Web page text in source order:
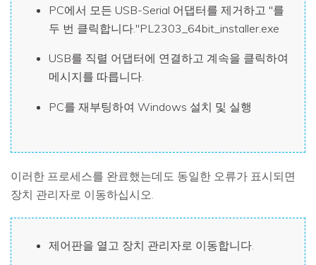
PC에서 모든 USB-Serial 어댑터를 제거하고 "를
두 번 클릭합니다."PL2303_64bit_installer.exe
USB를 직렬 어댑터에 연결하고 계속을 클릭하여
메시지를 따릅니다.
PC를 재부팅하여 Windows 설치 및 실행
이러한 프로세스를 완료했는데도 동일한 오류가 표시되면
장치 관리자로 이동하십시오.
제어판을 열고 장치 관리자로 이동합니다.